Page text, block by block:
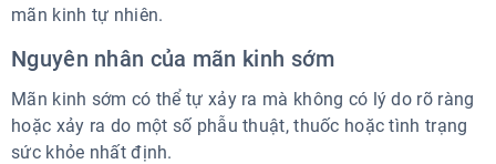
mãn kinh tự nhiên.
Nguyên nhân của mãn kinh sớm
Mãn kinh sớm có thể tự xảy ra mà không có lý do rõ ràng
hoặc xảy ra do một số phẫu thuật, thuốc hoặc tình trạng
sức khỏe nhất định.